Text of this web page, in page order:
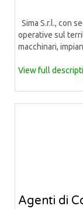
Sima S.r.l., con
operative sul
macchinari,
View full
Agenti di